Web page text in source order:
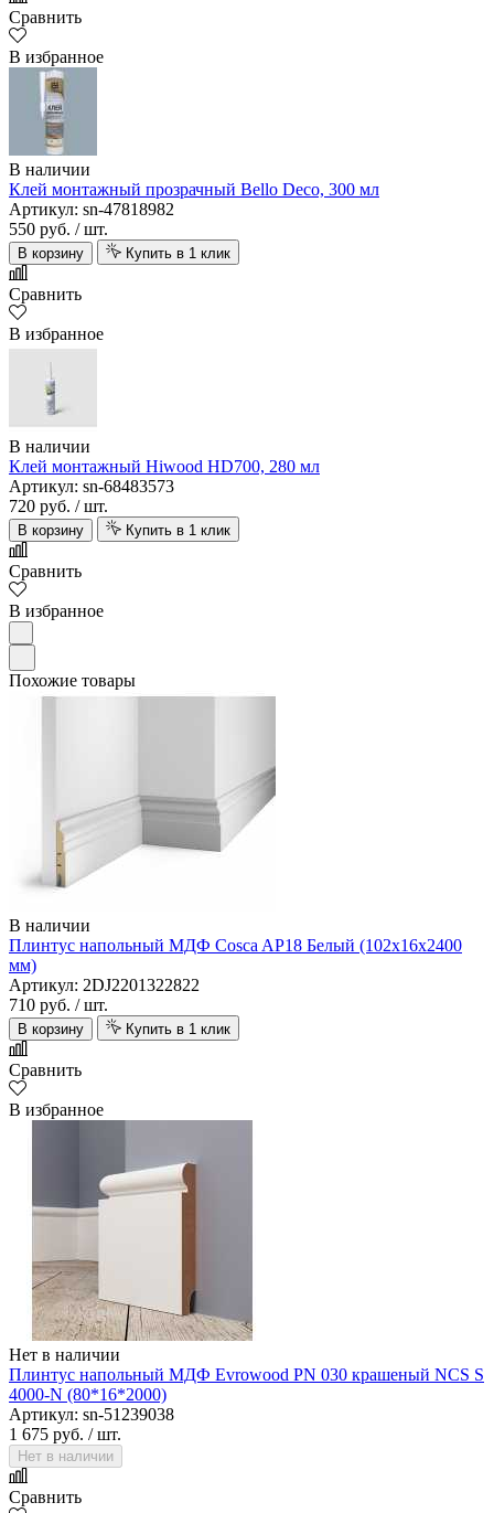
Сравнить
В избранное
В наличии
Клей монтажный прозрачный Bello Deco, 300 мл
Артикул: sn-47818982
550 руб. / шт.
В корзину Купить в 1 клик
Сравнить
В избранное
В наличии
Клей монтажный Hiwood HD700, 280 мл
Артикул: sn-68483573
720 руб. / шт.
В корзину Купить в 1 клик
Сравнить
В избранное
Похожие товары
В наличии
Плинтус напольный МДФ Cosca AP18 Белый (102х16х2400
мм)
Артикул: 2DJ2201322822
710 руб. / шт.
В корзину Купить в 1 клик
Сравнить
В избранное
Нет в наличии
Плинтус напольный МДФ Evrowood PN 030 крашеный NCS S
4000-N (80*16*2000)
Артикул: sn-51239038
1 675 руб. / шт.
Нет в наличии
Сравнить